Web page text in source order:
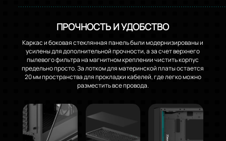
ПРОЧНОСТЬ И УДОБСТВО
Каркас и боковая стеклянная панель были модернизированы и
усилены для дополнительной прочности, а за счет верхнего
пылевого фильтра на магнитном креплении чистить корпус
предельно просто. За лотком для материнской платы остается
20 мм пространства для прокладки кабелей, где легко можно
разместить все провода.